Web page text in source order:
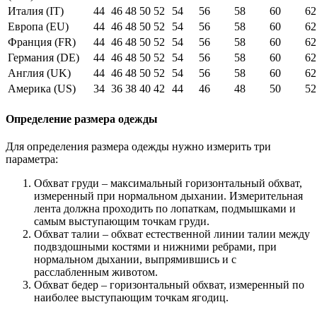
Италия (IT)
44 46 48 50 52 54 56 58 60
62
Европа (EU)
44 46 48 50 52 54 56 58 60
62
Франция (FR)
44 46 48 50 52 54 56 58 60
62
Германия (DE)
44 46 48 50 52 54 56 58 60
62
Англия (UK)
44 46 48 50 52 54 56 58 60
62
Америка (US)
34 36 38 40 42 44 46 48 50 52
Определение размера одежды
Для определения размера одежды нужно измерить три
параметра:
Обхват груди – максимальный горизонтальный обхват,
измеренный при нормальном дыхании. Измерительная
лента должна проходить по лопаткам, подмышками и
самым выступающим точкам груди.
Обхват талии – обхват естественной линии талии между
подвздошными костями и нижними ребрами, при
нормальном дыхании, выпрямившись и с
расслабленным животом.
Обхват бедер – горизонтальный обхват, измеренный по
наиболее выступающим точкам ягодиц.